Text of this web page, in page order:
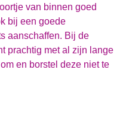
van binnen goed
bij een goede
aanschaffen. Bij de
prachtig met al zijn lange
en borstel deze niet te